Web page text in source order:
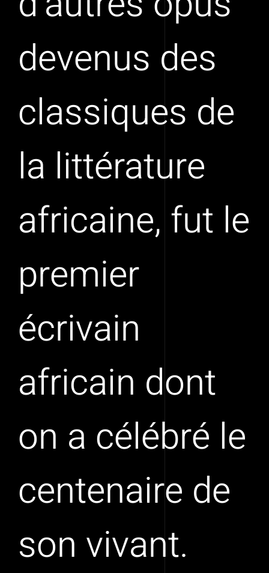
devenus des
classiques de
la littérature
africaine, fut le
premier
écrivain
africain dont
on a célébré le
centenaire de
son vivant.